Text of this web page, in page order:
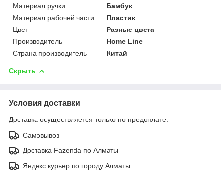
Материал ручки
Бамбук
Материал рабочей части
Пластик
Цвет
Разные цвета
Производитель
Home Line
Страна производитель
Китай
Скрыть
Условия доставки
Доставка осуществляется только по предоплате.
Самовывоз
Доставка Fazenda по Алматы
Яндекс курьер по городу Алматы